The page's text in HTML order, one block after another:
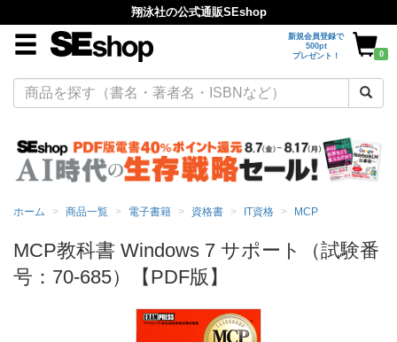
翔泳社の公式通販SEshop
新規会員登録で
500pt
プレゼント！
0
ホーム 商品一覧 電子書籍 資格書 IT資格 MCP
MCP教科書 Windows 7 サポート（試験番
号：70-685）【PDF版】